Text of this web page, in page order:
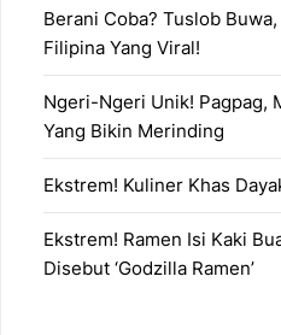
Berani Coba? Tuslob
Filipina Yang Viral!
Ngeri-Ngeri Unik! Pagpag,
Yang Bikin Merinding
Ekstrem! Kuliner Khas
Ekstrem! Ramen Isi Kaki
Disebut ‘Godzilla Ramen’